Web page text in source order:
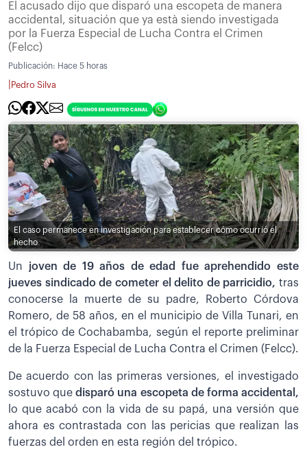
El acusado dijo que disparó una escopeta de manera
accidental, situación que ya està siendo investigada
por la Fuerza Especial de Lucha Contra el Crimen
(Felcc)
Publicación: Hace 5 horas
Pedro Silva
El caso permanece en investigación para establecer cómo ocurrió el
hecho
Un joven de 19 años de edad fue aprehendido este
jueves sindicado de cometer el delito de parricidio, tras
conocerse la muerte de su padre, Roberto Córdova
Romero, de 58 años, en el municipio de Villa Tunari, en
el trópico de Cochabamba, según el reporte preliminar
de la Fuerza Especial de Lucha Contra el Crimen (Felcc).
De acuerdo con las primeras versiones, el investigado
sostuvo quedisparó una escopeta de forma accidental,
lo que acabó con la vida de su papá, una versión que
ahora es contrastada con las pericias que realizan las
fuerzas del orden en esta región del trópico.